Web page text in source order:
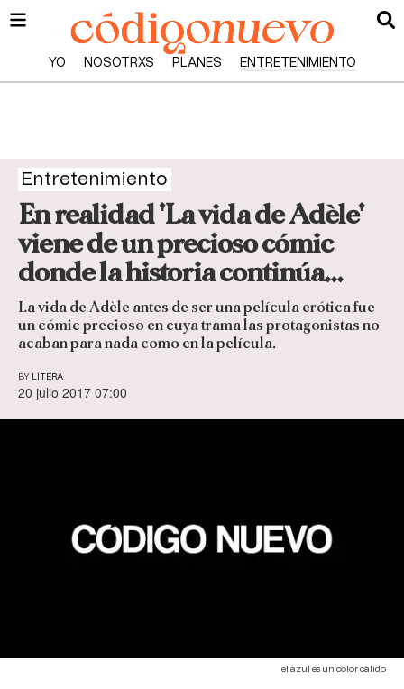
YO NOSOTRXS PLANES ENTRETENIMIENTO
Entretenimiento
En realidad 'La vida de Adèle'
viene de un precioso cómic
donde la historia continúa...
La vida de Adèle antes de ser una película erótica fue
un cómic precioso en cuya trama las protagonistas no
acaban para nada como en la película.
BY LÍTERA
20 julio 2017 07:00
el azul es un color cálido